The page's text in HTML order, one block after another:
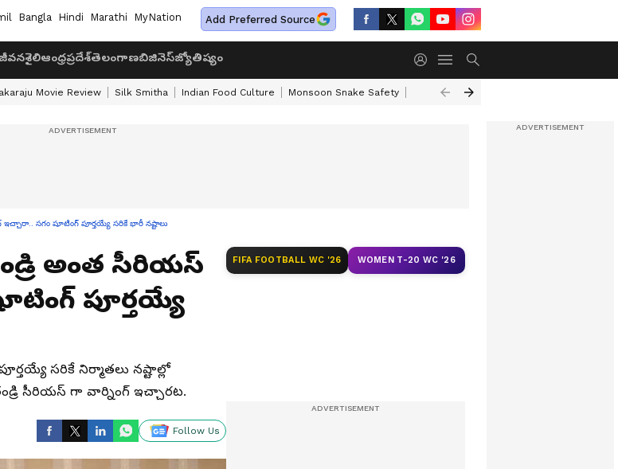
Bangla Hindi Marathi MyNation Add Preferred Source
ఆంధ్రప్రదేశ్తెలంగాణబిజినెస్జ్యోతిష్యం
Movie Review Silk Smitha Indian Food Culture Monsoon Snake Safety Akkineni Nageswara Rao
ఇచ్చారా.. సగం షూటింగ్ పూర్తయ్యే సరికే భారీ నష్టాలు
అంత సీరియస్
పూర్తయ్యే
సరికే నిర్మాతలు నష్టాల్లో
సీరియస్ గా వార్నింగ్ ఇచ్చారట.
Follow Us
FIFA FOOTBALL WC '26 WOMEN T-20 WC '26